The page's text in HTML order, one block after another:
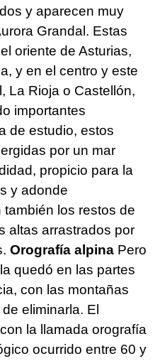
y aparecen muy
Grandal. Estas
oriente de Asturias,
y en el centro y este
La Rioja o Castellón,
importantes
de estudio, estos
por un mar
propicio para la
y adonde
los restos de
altas arrastrados por
Orografía alpina Pero
quedó en las partes
con las montañas
eliminarla. El
la llamada orografía
ocurrido entre 60 y